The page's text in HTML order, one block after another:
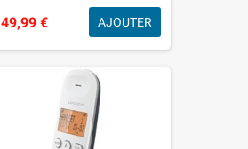
49,99 € AJOUTER